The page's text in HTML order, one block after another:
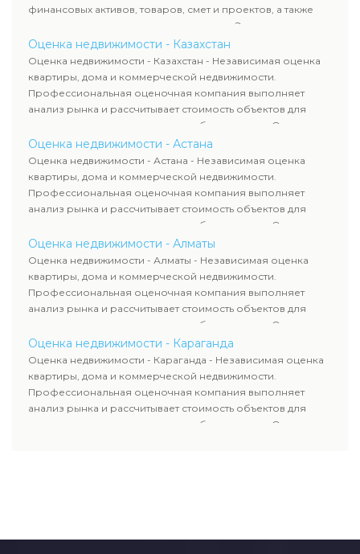
финансовых активов, товаров, смет и проектов, а также
оценка животных и недропользования. Эксперты
определяют рыночную стоимость имущества и
рассчитывают ущерб. Все отчеты соответствуют
требованиям законодательства и используются для
сделок, кредитования и судебных процессов.
Оценка недвижимости - Казахстан
Оценка недвижимости - Казахстан - Независимая оценка
квартиры, дома и коммерческой недвижимости.
Профессиональная оценочная компания выполняет
анализ рынка и рассчитывает стоимость объектов для
продажи, ипотеки, аренды и судебных споров. Оценка
недвижимости включает современные методы и
гарантирует объективные результаты. Отчеты
используются для банков, судов и страховых компаний по
всему Казахстану.
Оценка недвижимости - Астана
Оценка недвижимости - Астана - Независимая оценка
квартиры, дома и коммерческой недвижимости.
Профессиональная оценочная компания выполняет
анализ рынка и рассчитывает стоимость объектов для
продажи, ипотеки, аренды и судебных споров. Оценка
недвижимости включает современные методы и
гарантирует объективные результаты. Отчеты
используются для банков, судов и страховых компаний по
всему Казахстану.
Оценка недвижимости - Алматы
Оценка недвижимости - Алматы - Независимая оценка
квартиры, дома и коммерческой недвижимости.
Профессиональная оценочная компания выполняет
анализ рынка и рассчитывает стоимость объектов для
продажи, ипотеки, аренды и судебных споров. Оценка
недвижимости включает современные методы и
гарантирует объективные результаты. Отчеты
используются для банков, судов и страховых компаний по
всему Казахстану.
Оценка недвижимости - Караганда
Оценка недвижимости - Караганда - Независимая оценка
квартиры, дома и коммерческой недвижимости.
Профессиональная оценочная компания выполняет
анализ рынка и рассчитывает стоимость объектов для
продажи, ипотеки, аренды и судебных споров. Оценка